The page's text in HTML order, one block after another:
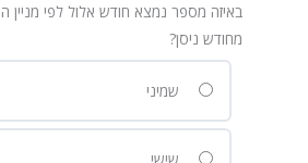
באיזה מספר נמצא חודש אלול לפי מניין
מחודש ניסן?
שמיני